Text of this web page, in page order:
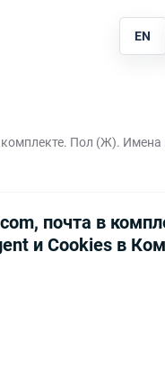
EN
Пол (Ж). Имена
почта в
и Cookies в